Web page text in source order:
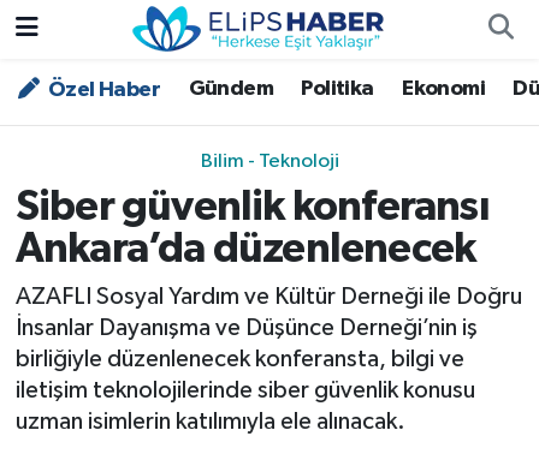
Özel Haber Gündem Politika Ekonomi
Bilim - Teknoloji
Siber güvenlik konferansı
Ankara’da düzenlenecek
AZAFLI Sosyal Yardım ve Kültür Derneği ile Doğru
İnsanlar Dayanışma ve Düşünce Derneği’nin iş
birliğiyle düzenlenecek konferansta, bilgi ve
iletişim teknolojilerinde siber güvenlik konusu
uzman isimlerin katılımıyla ele alınacak.
Özel Haber
Asayiş
Çevre - İklim
Dünya
Nöbetçi Eczaneler
Trafik Durumu
Tüm Manşetler
Son Dakika Haberleri